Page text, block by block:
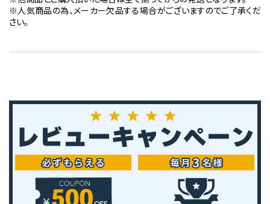
※人気商品の為、メーカー欠品する場合がございますのでご了承くだ
さい。